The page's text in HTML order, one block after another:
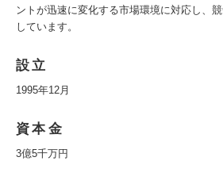
ントが迅速に変化する市場環境に対応し、
しています。
設立
1995年12月
資本金
3億5千万円